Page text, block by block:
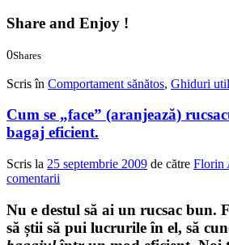
Share and Enjoy !
0Shares
Scris în Comportament sănătos, Ghiduri
Cum se „face” (aranjează)
bagaj eficient.
Scris la 25 septembrie 2009 de către Florin
comentarii
Nu e destul să ai un rucsac bun.
să știi să pui lucrurile în el, să